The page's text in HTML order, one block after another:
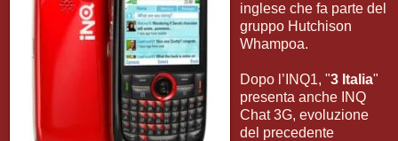
inglese che fa parte del
gruppo Hutchison
Whampoa.
Dopo l’INQ1, "3 Italia"
presenta anche INQ
Chat 3G, evoluzione
del precedente